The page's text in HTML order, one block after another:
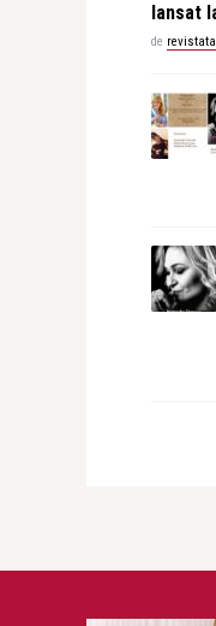
lansat
de